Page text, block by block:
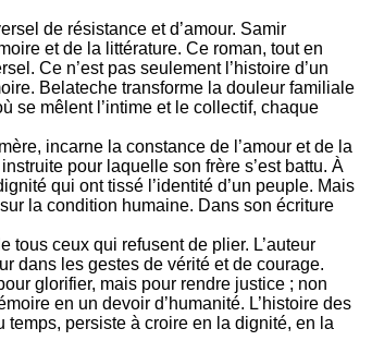
de résistance et d’amour. Samir
et de la littérature. Ce roman, tout en
Ce n’est pas seulement l’histoire d’un
Belateche transforme la douleur familiale
se mêlent l’intime et le collectif, chaque
incarne la constance de l’amour et de la
pour laquelle son frère s’est battu. À
qui ont tissé l’identité d’un peuple. Mais
la condition humaine. Dans son écriture
ceux qui refusent de plier. L’auteur
dans les gestes de vérité et de courage.
glorifier, mais pour rendre justice ; non
en un devoir d’humanité. L’histoire des
persiste à croire en la dignité, en la